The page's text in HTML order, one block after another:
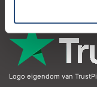
Logo eigendom van